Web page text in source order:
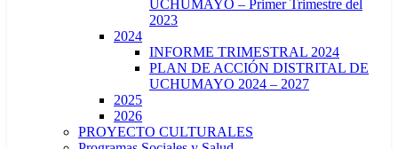
UCHUMAYO – Primer Trimestre del
2023
2024
INFORME TRIMESTRAL 2024
PLAN DE ACCIÓN DISTRITAL DE
UCHUMAYO 2024 – 2027
2025
2026
PROYECTO CULTURALES